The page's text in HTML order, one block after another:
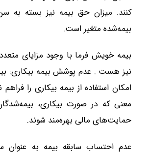
کنند. میزان حق بیمه نیز بسته به
بیمه‌شده متغیر است.
بیمه خویش فرما با وجود مزایای
نیز هست . عدم پوشش بیمه بیکاری:
امکان استفاده از بیمه بیکاری را
معنی که در صورت بیکاری،
حمایت‌های مالی بهره‌مند شوند.
عدم احتساب سابقه بیمه به عنوان